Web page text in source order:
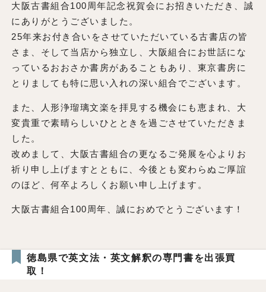
大阪古書組合100周年記念祝賀会にお招きいただき、誠
にありがとうございました。
25年来お付き合いをさせていただいている古書店の皆
さま、そして当店から独立し、大阪組合にお世話にな
っているおおさか書房があることもあり、東京書房に
とりましても特に思い入れの深い組合でございます。
また、人形浄瑠璃文楽を拝見する機会にも恵まれ、大
変貴重で素晴らしいひとときを過ごさせていただきま
した。
改めまして、大阪古書組合の更なるご発展を心よりお
祈り申し上げますとともに、今後とも変わらぬご厚誼
のほど、何卒よろしくお願い申し上げます。
大阪古書組合100周年、誠におめでとうございます！
徳島県で英文法・英文解釈の専門書を出張買
取！